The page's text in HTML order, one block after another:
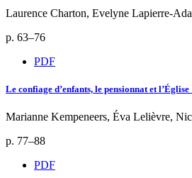
Laurence Charton, Evelyne Lapierre-
p. 63–76
PDF
Le confiage d’enfants, le pensionnat et
Marianne Kempeneers, Éva Lelièvre,
p. 77–88
PDF